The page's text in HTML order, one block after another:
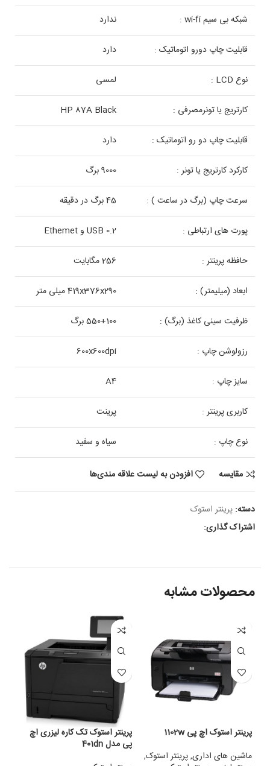
شبکه بی سیم wi-fi : ندارد
قابلیت چاپ دورو اتوماتیک : دارد
نوع LCD : لمسی
کارتریج یا تونرمصرفی : HP 87A Black
قابلیت چاپ دو رو اتوماتیک : دارد
کارکرد کارتریج یا تونر : 9000 برگ
سرعت چاپ (برگ در ساعت ) : 45 برگ در دقیقه
پورت های ارتباطی : USB 0.2 و Ethemet
حافظه پرینتر : 256 مگابایت
ابعاد (میلیمتر) : 419x376x290 میلی متر
ظرفیت سینی کاغذ (برگ) : 550+100 برگ
رزولوشن چاپ : 600x600dpi
سایز چاپ : A4
کاربری پرینتر : پرینت
نوع چاپ : سیاه و سفید
مقایسه افزودن به لیست علاقه مندی‌ها
دسته: پرینتر استوک
اشتراک گذاری:
محصولات مشابه
پرینتر استوک اچ پی 1102w
ماشین های اداری,پرینتر استوک,
پرینتر استوک تک کاره لیزری اچ
پی مدل 401dn